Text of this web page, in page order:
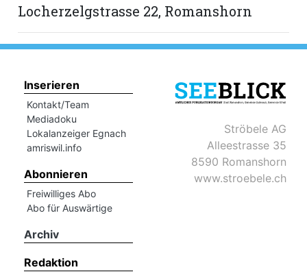
Locherzelgstrasse 22, Romanshorn
Inserieren
Kontakt/Team
Mediadoku
Lokalanzeiger Egnach
amriswil.info
Abonnieren
Freiwilliges Abo
Abo für Auswärtige
Archiv
Redaktion
Ströbele AG
Alleestrasse 35
8590 Romanshorn
www.stroebele.ch